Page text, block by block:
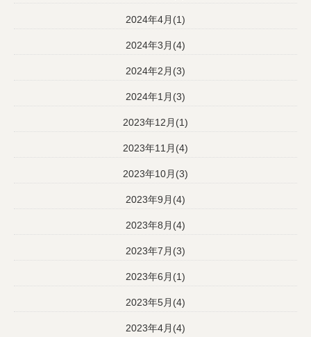
2024年4月(1)
2024年3月(4)
2024年2月(3)
2024年1月(3)
2023年12月(1)
2023年11月(4)
2023年10月(3)
2023年9月(4)
2023年8月(4)
2023年7月(3)
2023年6月(1)
2023年5月(4)
2023年4月(4)